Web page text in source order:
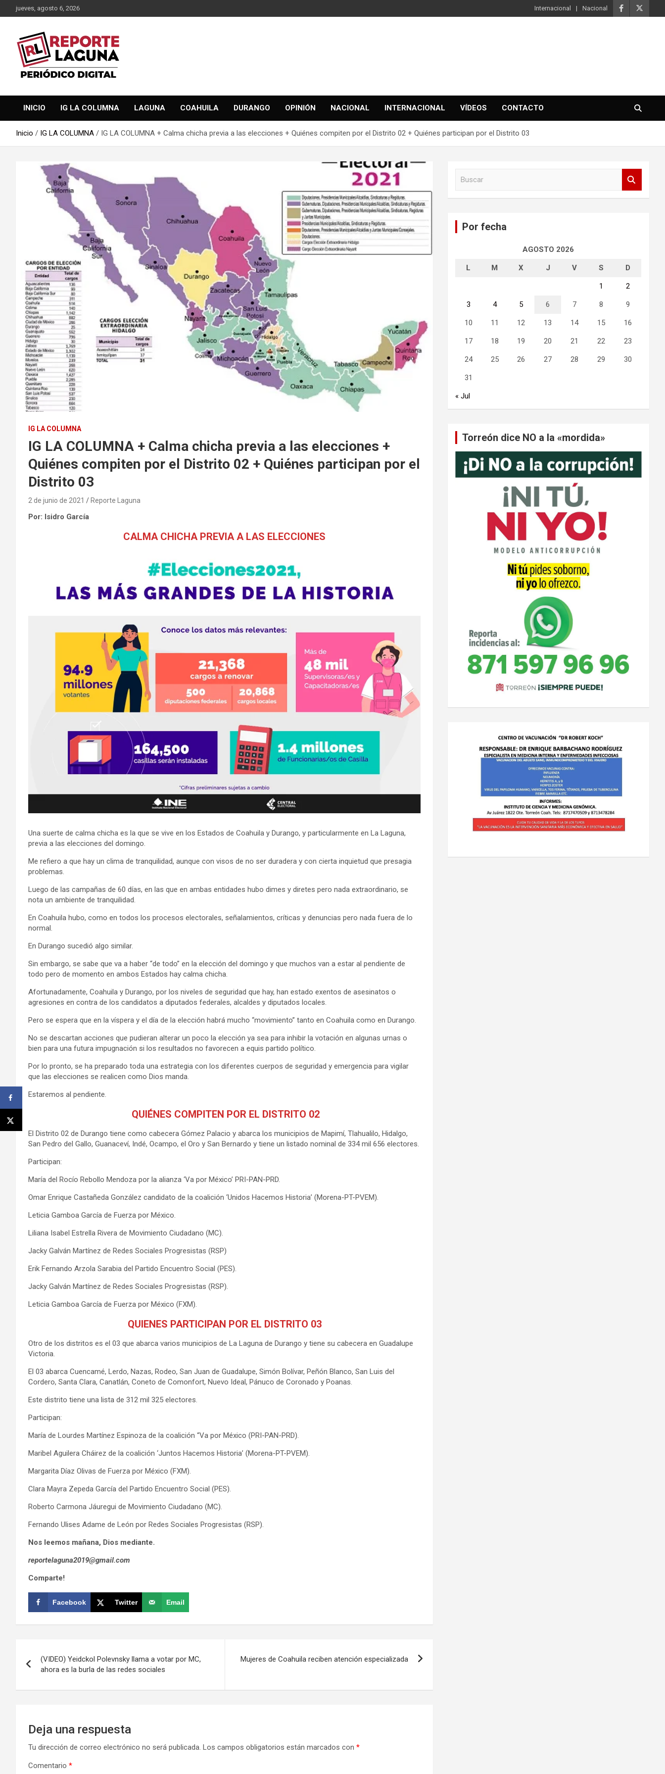
Saltar
al
jueves, agosto 6, 2026 Internacional Nacional
Reporte Laguna
INICIO IG LA COLUMNA LAGUNA COAHUILA DURANGO OPINIÓN NACIONAL INTERNACIONAL VÍDEOS CONTACTO
Inicio IG LA COLUMNA IG LA COLUMNA + Calma chicha previa a las elecciones + Quiénes compiten por el Distrito 02 + Quiénes participan por el Distrito 03
IG LA COLUMNA
IG LA COLUMNA + Calma chicha previa a las elecciones +
Quiénes compiten por el Distrito 02 + Quiénes participan por el
Distrito 03
2 de junio de 2021 Reporte Laguna
Por: Isidro García
CALMA CHICHA PREVIA A LAS ELECCIONES
Una suerte de calma chicha es la que se vive en los Estados de Coahuila y Durango, y particularmente en La Laguna,
previa a las elecciones del domingo.
Me refiero a que hay un clima de tranquilidad, aunque con visos de no ser duradera y con cierta inquietud que presagia
problemas.
Luego de las campañas de 60 días, en las que en ambas entidades hubo dimes y diretes pero nada extraordinario, se
nota un ambiente de tranquilidad.
En Coahuila hubo, como en todos los procesos electorales, señalamientos, críticas y denuncias pero nada fuera de lo
normal.
En Durango sucedió algo similar.
Sin embargo, se sabe que va a haber “de todo” en la elección del domingo y que muchos van a estar al pendiente de
todo pero de momento en ambos Estados hay calma chicha.
Afortunadamente, Coahuila y Durango, por los niveles de seguridad que hay, han estado exentos de asesinatos o
agresiones en contra de los candidatos a diputados federales, alcaldes y diputados locales.
Pero se espera que en la víspera y el día de la elección habrá mucho “movimiento” tanto en Coahuila como en Durango.
No se descartan acciones que pudieran alterar un poco la elección ya sea para inhibir la votación en algunas urnas o
bien para una futura impugnación si los resultados no favorecen a equis partido político.
Por lo pronto, se ha preparado toda una estrategia con los diferentes cuerpos de seguridad y emergencia para vigilar
que las elecciones se realicen como Dios manda.
Estaremos al pendiente.
QUIÉNES COMPITEN POR EL DISTRITO 02
El Distrito 02 de Durango tiene como cabecera Gómez Palacio y abarca los municipios de Mapimí, Tlahualilo, Hidalgo,
San Pedro del Gallo, Guanaceví, Indé, Ocampo, el Oro y San Bernardo y tiene un listado nominal de 334 mil 656 electores.
Participan:
María del Rocío Rebollo Mendoza por la alianza ‘Va por México’ PRI-PAN-PRD.
Omar Enrique Castañeda González candidato de la coalición ‘Unidos Hacemos Historia’ (Morena-PT-PVEM).
Leticia Gamboa García de Fuerza por México.
Liliana Isabel Estrella Rivera de Movimiento Ciudadano (MC).
Jacky Galván Martínez de Redes Sociales Progresistas (RSP)
Erik Fernando Arzola Sarabia del Partido Encuentro Social (PES).
Jacky Galván Martínez de Redes Sociales Progresistas (RSP).
Leticia Gamboa García de Fuerza por México (FXM).
QUIENES PARTICIPAN POR EL DISTRITO 03
Otro de los distritos es el 03 que abarca varios municipios de La Laguna de Durango y tiene su cabecera en Guadalupe
Victoria.
El 03 abarca Cuencamé, Lerdo, Nazas, Rodeo, San Juan de Guadalupe, Simón Bolívar, Peñón Blanco, San Luis del
Cordero, Santa Clara, Canatlán, Coneto de Comonfort, Nuevo Ideal, Pánuco de Coronado y Poanas.
Este distrito tiene una lista de 312 mil 325 electores.
Participan:
María de Lourdes Martínez Espinoza de la coalición “Va por México (PRI-PAN-PRD).
Maribel Aguilera Cháirez de la coalición ‘Juntos Hacemos Historia’ (Morena-PT-PVEM).
Margarita Díaz Olivas de Fuerza por México (FXM).
Clara Mayra Zepeda García del Partido Encuentro Social (PES).
Roberto Carmona Jáuregui de Movimiento Ciudadano (MC).
Fernando Ulises Adame de León por Redes Sociales Progresistas (RSP).
Nos leemos mañana, Dios mediante.
reportelaguna2019@gmail.com
Comparte!
Facebook Twitter Email
de
entradas
(VIDEO) Yeidckol Polevnsky llama a votar por MC,
ahora es la burla de las redes sociales
Mujeres de Coahuila reciben atención especializada
Deja una respuesta
Tu dirección de correo electrónico no será publicada. Los campos obligatorios están marcados con *
Comentario *
Por fecha
AGOSTO 2026
L M X J V S D
1 2
3 4 5 6 7 8 9
10 11 12 13 14 15 16
17 18 19 20 21 22 23
24 25 26 27 28 29 30
31
« Jul
Torreón dice NO a la «mordida»